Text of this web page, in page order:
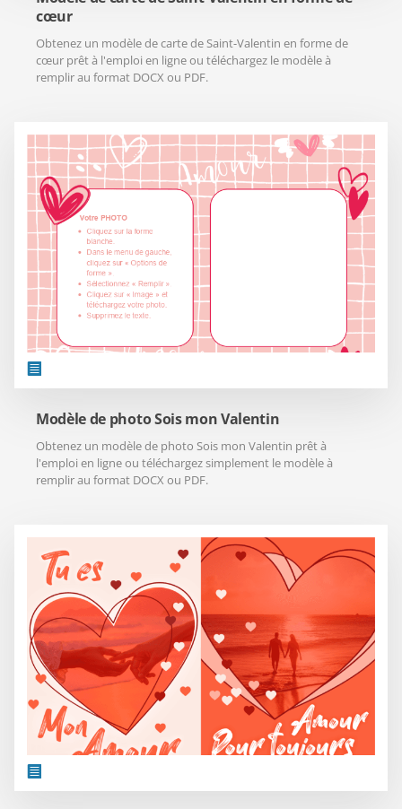
cœur
Obtenez un modèle de carte de Saint-Valentin en forme de
cœur prêt à l'emploi en ligne ou téléchargez le modèle à
remplir au format DOCX ou PDF.
Modèle de photo Sois mon Valentin
Obtenez un modèle de photo Sois mon Valentin prêt à
l'emploi en ligne ou téléchargez simplement le modèle à
remplir au format DOCX ou PDF.